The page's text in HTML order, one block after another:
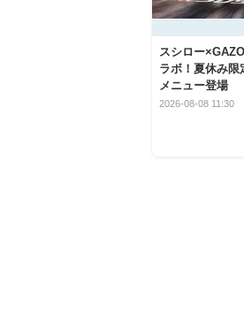
スシロー
ラボ！夏休み限
メニュー登場
2026-08-08 11:30